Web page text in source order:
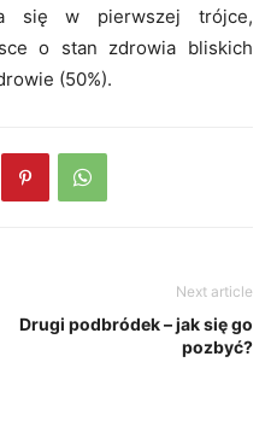
się w pierwszej trójce,
o stan zdrowia bliskich
(50%).
Next article
Drugi podbródek – jak się go
pozbyć?